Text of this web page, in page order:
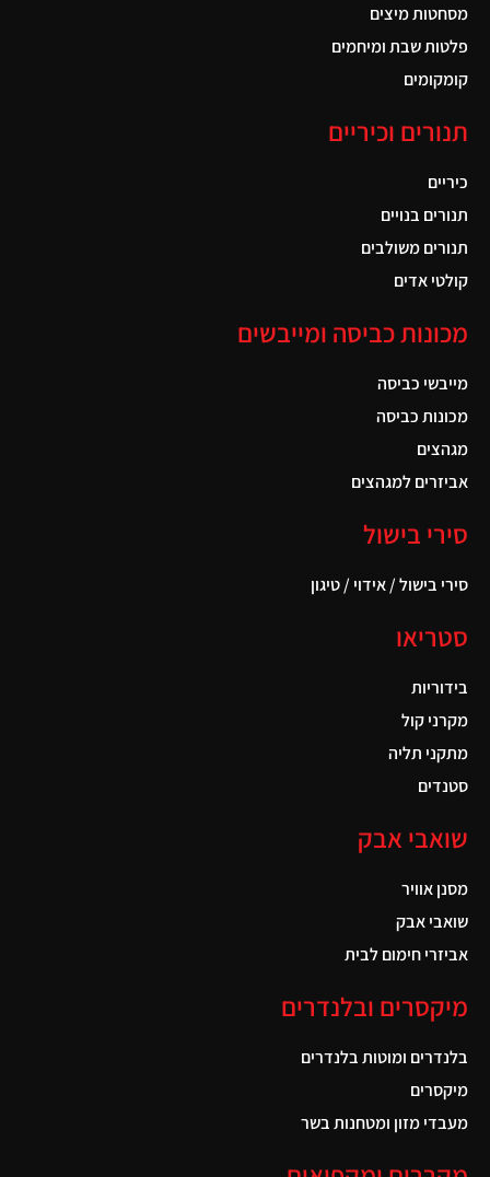
מסחטות מיצים
פלטות שבת ומיחמים
קומקומים
תנורים וכיריים
כיריים
תנורים בנויים
תנורים משולבים
קולטי אדים
מכונות כביסה ומייבשים
מייבשי כביסה
מכונות כביסה
מגהצים
אביזרים למגהצים
סירי בישול
סירי בישול / אידוי / טיגון
סטריאו
בידוריות
מקרני קול
מתקני תליה
סטנדים
שואבי אבק
מסנן אוויר
שואבי אבק
אביזרי חימום לבית
מיקסרים ובלנדרים
בלנדרים ומוטות בלנדרים
מיקסרים
מעבדי מזון ומטחנות בשר